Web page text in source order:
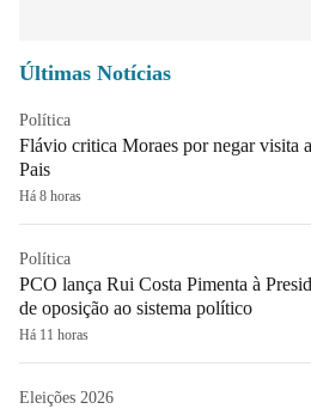
Últimas Notícias
Política
Flávio critica Moraes por negar visita
Pais
Há 8 horas
Política
PCO lança Rui Costa Pimenta à
de oposição ao sistema político
Há 11 horas
Eleições 2026